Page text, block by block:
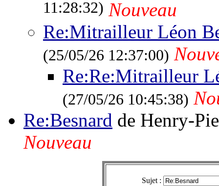
11:28:32) Nouveau
Re:Mitrailleur Léon
(25/05/26 12:37:00)
Re:Re:Mitrailleur
(27/05/26 10:45:38)
Re:Besnard de Henry-
Nouveau
Sujet :